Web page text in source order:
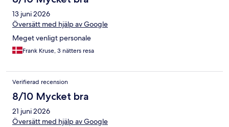
13 juni 2026
Översätt med hjälp av Google
Meget venligt personale
Frank Kruse, 3 nätters resa
Verifierad recension
8/10 Mycket bra
21 juni 2026
Översätt med hjälp av Google